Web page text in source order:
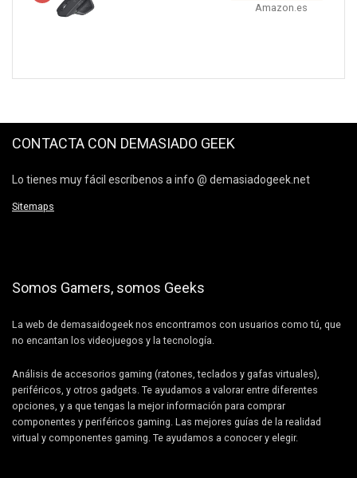
Amazon.es
CONTACTA CON DEMASIADO GEEK
Lo tienes muy fácil escríbenos a info @ demasiadogeek.net
Sitemaps
Somos Gamers, somos Geeks
La web de demasaidogeek nos encontramos con usuarios como tú, que
no encantan los videojuegos y la tecnología.
Análisis de accesorios gaming (ratones, teclados y gafas virtuales),
periféricos, y otros gadgets. Te ayudamos a valorar entre diferentes
opciones, y a que tengas la mejor información para comprar
componentes y periféricos gaming. Las mejores guías de la realidad
virtual y componentes gaming. Te ayudamos a conocer y elegir.